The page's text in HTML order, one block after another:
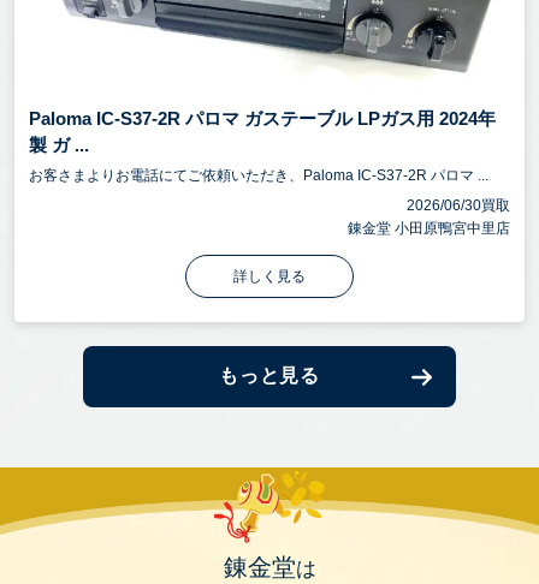
Paloma IC-S37-2R パロマ ガステーブル LPガス用 2024年
製 ガ ...
お客さまよりお電話にてご依頼いただき、Paloma IC-S37-2R パロマ ...
2026/06/30買取
錬金堂 小田原鴨宮中里店
詳しく見る
もっと見る
錬金堂は